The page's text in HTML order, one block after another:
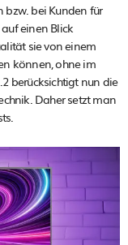
bzw. bei Kunden für
einen Blick
sie von einem
können, ohne im
berücksichtigt nun die
Daher setzt man